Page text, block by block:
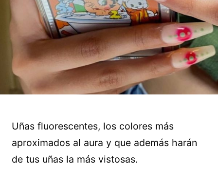
Uñas fluorescentes, los colores más
aproximados al aura y que además harán
de tus uñas la más vistosas.